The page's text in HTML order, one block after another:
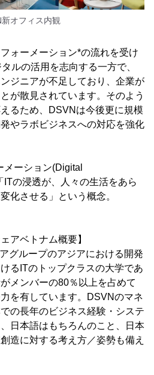
新オフィス内観
ォーメーション*の流れを受け
ルの活用を志向する一方で、
ジニアが不足しており、企業が
が散見されています。そのよう
るため、DSVNは今後更に規模
やラボビジネスへの対応を強化
ーション(Digital
の浸透が、人々の生活をあら
化させる」という概念。
アベトナム概要】
グループのアジアにおける開発
るITのトップクラスの大学であ
メンバーの80％以上を占めて
を有しています。DSVNのマネ
の長年のビジネス経験・システ
日本語はもちろんのこと、日本
造に対する考え方／姿勢も備え